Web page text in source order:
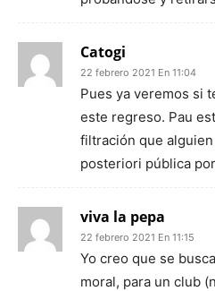
Catogi
22 febrero 2021 En 11:04
Pues ya veremos si
este regreso. Pau
filtración que
posteriori pública
viva la pepa
22 febrero 2021 En 11:15
Yo creo que se
moral, para un club